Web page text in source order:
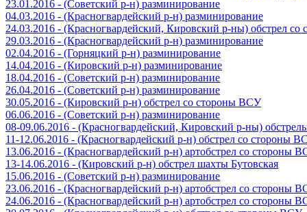
23.01.2016 - (Советский р-н) разминирование
04.03.2016 - (Красногвардейский р-н) разминирование
24.03.2016 - (Красногвардейский, Кировский р-ны) обстрел
29.03.2016 - (Красногвардейский р-н) разминирование
02.04.2016 - (Горняцкий р-н) разминирование
14.04.2016 - (Кировский р-н) разминирование
18.04.2016 - (Советский р-н) разминирование
26.04.2016 - (Советский р-н) разминирование
30.05.2016 - (Кировский р-н) обстрел со стороны ВСУ
06.06.2016 - (Советский р-н) разминирование
08-09.06.2016 - (Красногвардейский, Кировский р-ны)
11-12.06.2016 - (Красногвардейский р-н) обстрел со стороны
13.06.2016 - (Красногвардейский р-н) артобстрел со стороны
13-14.06.2016 - (Кировский р-н) обстрел шахты Бутовская
15.06.2016 - (Советский р-н) разминирование
23.06.2016 - (Красногвардейский р-н) артобстрел со стороны
24.06.2016 - (Красногвардейский р-н) артобстрел со стороны